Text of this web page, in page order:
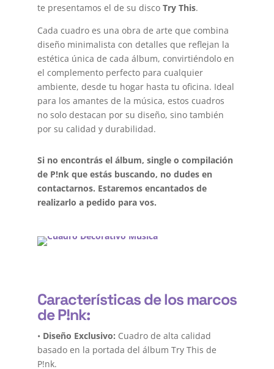
te presentamos el de su disco Try This.
Cada cuadro es una obra de arte que combina
diseño minimalista con detalles que reflejan la
estética única de cada álbum, convirtiéndolo en
el complemento perfecto para cualquier
ambiente, desde tu hogar hasta tu oficina. Ideal
para los amantes de la música, estos cuadros
no solo destacan por su diseño, sino también
por su calidad y durabilidad.
Si no encontrás el álbum, single o compilación
de P!nk que estás buscando, no dudes en
contactarnos. Estaremos encantados de
realizarlo a pedido para vos.
Características de los marcos
de P!nk:
• Diseño Exclusivo: Cuadro de alta calidad
basado en la portada del álbum Try This de
P!nk.